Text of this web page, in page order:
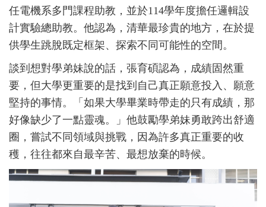
任電機系多門課程助教，並於114學年度擔任邏輯設
計實驗總助教。他認為，清華最珍貴的地方，在於提
供學生跳脫既定框架、探索不同可能性的空間。
談到想對學弟妹說的話，張育碩認為，成績固然重
要，但大學更重要的是找到自己真正願意投入、願意
堅持的事情。「如果大學畢業時帶走的只有成績，那
好像缺少了一點靈魂。」他鼓勵學弟妹勇敢跨出舒適
圈，嘗試不同領域與挑戰，因為許多真正重要的收
穫，往往都來自最辛苦、最想放棄的時候。